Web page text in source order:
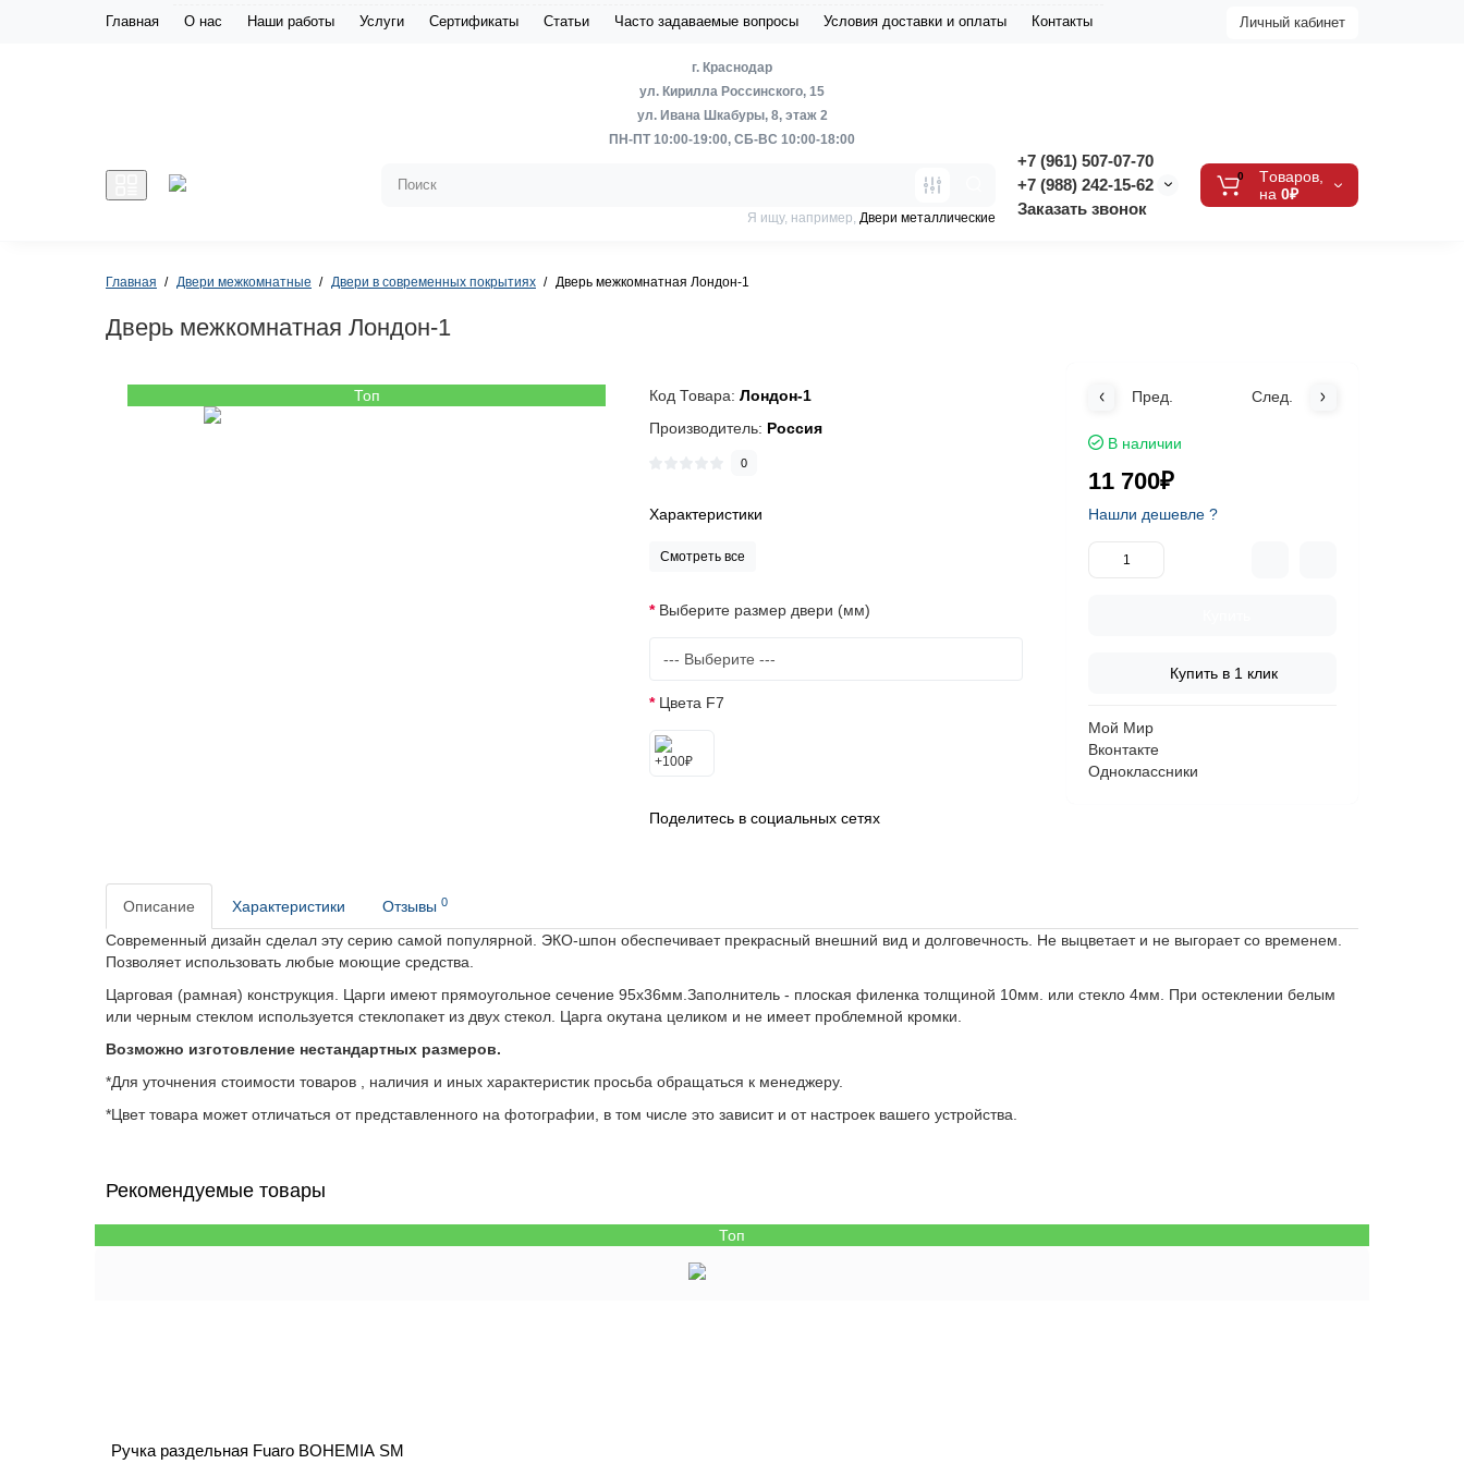
Главная О нас Наши работы Услуги Сертификаты Статьи Часто задаваемые вопросы Условия доставки и оплаты Контакты Личный кабинет
г. Краснодар
ул. Кирилла Россинского, 15
ул. Ивана Шкабуры, 8, этаж 2
ПН-ПТ 10:00-19:00, СБ-ВС 10:00-18:00
+7 (961) 507-07-70
+7 (988) 242-15-62
Заказать звонок
Я ищу, например, Двери металлические
0
Tоваров,
на 0₽
Главная Двери межкомнатные Двери в современных покрытиях Дверь межкомнатная Лондон-1
Дверь межкомнатная Лондон-1
Топ Код Товара:Лондон-1
Производитель: Россия
0
Характеристики
Смотреть все
Выберите размер двери (мм)
Цвета F7
Поделитесь в социальных сетях
Пред. След.
В наличии
11 700₽
Нашли дешевле ?
Купить в 1 клик
Мой Мир
Вконтакте
Одноклассники
Описание Характеристики Отзывы 0
Современный дизайн сделал эту серию самой популярной. ЭКО-шпон обеспечивает прекрасный внешний вид и долговечность. Не выцветает и не выгорает со временем.
Позволяет использовать любые моющие средства.
Царговая (рамная) конструкция. Царги имеют прямоугольное сечение 95х36мм.Заполнитель - плоская филенка толщиной 10мм. или стекло 4мм. При остеклении белым
или черным стеклом используется стеклопакет из двух стекол. Царга окутана целиком и не имеет проблемной кромки.
Возможно изготовление нестандартных размеров.
*Для уточнения стоимости товаров , наличия и иных характеристик просьба обращаться к менеджеру.
*Цвет товара может отличаться от представленного на фотографии, в том числе это зависит и от настроек вашего устройства.
Рекомендуемые товары
Топ
Ручка раздельная Fuaro BOHEMIA SM